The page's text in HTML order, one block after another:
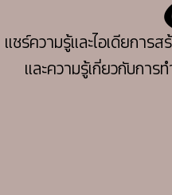
แชร์ความรู้และไอเดียการ
และความรู้เกี่ยวกับการ